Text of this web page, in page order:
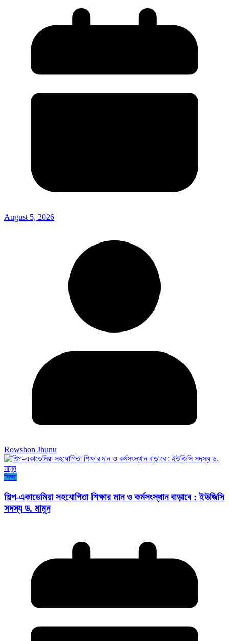
August 5, 2026
Rowshon Jhunu
শিক্ষা
শিল্প-একাডেমিয়া সহযোগিতা শিক্ষার মান ও কর্মসংস্থান বাড়াবে : ইউজিসি
সদস্য ড. মামুন